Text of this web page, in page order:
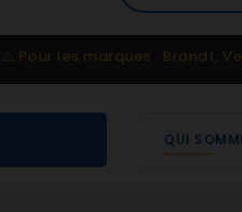
⚠️ Pour les marques : Brandt,
QUI